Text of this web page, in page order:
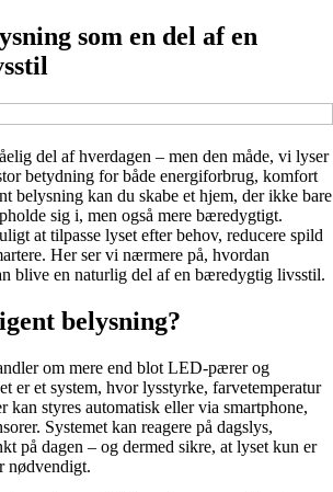
som en del af en
del af hverdagen – men den måde, vi lyser
betydning for både energiforbrug, komfort
belysning kan du skabe et hjem, der ikke bare
sig i, men også mere bæredygtigt.
at tilpasse lyset efter behov, reducere spild
Her ser vi nærmere på, hvordan
blive en naturlig del af en bæredygtig livsstil.
belysning?
om mere end blot LED-pærer og
er et system, hvor lysstyrke, farvetemperatur
styres automatisk eller via smartphone,
Systemet kan reagere på dagslys,
på dagen – og dermed sikre, at lyset kun er
nødvendigt.